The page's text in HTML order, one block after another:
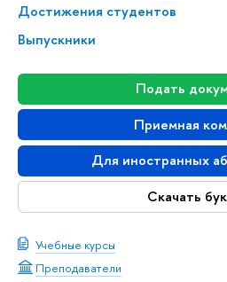
Достижения студентов
Выпускники
Подать
Приемная
Для иностранных
Скачать
Учебные курсы
Преподаватели